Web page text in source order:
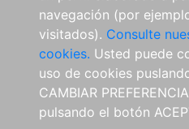
navegación (por
visitados). Consulte
cookies. Usted puede
uso de cookies
CAMBIAR
pulsando el botón